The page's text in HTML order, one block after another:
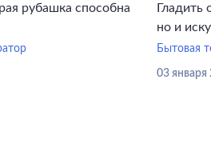
рубашка способна
Гладить
но и
Бытовая
03 января